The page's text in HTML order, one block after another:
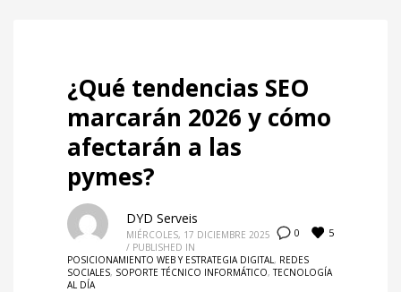
¿Qué tendencias SEO
marcarán 2026 y cómo
afectarán a las
pymes?
0 5
DYD Serveis
MIÉRCOLES, 17 DICIEMBRE 2025
/ PUBLISHED IN
POSICIONAMIENTO WEB Y ESTRATEGIA DIGITAL , REDES
SOCIALES, SOPORTE TÉCNICO INFORMÁTICO,TECNOLOGÍA
AL DÍA